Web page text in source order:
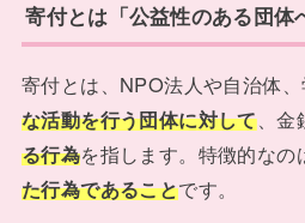
寄付とは「公益性のある団体
寄付とは、NPO法人や自治体
な活動を行う団体に対して、金
る行為を指します。特徴的なの
た行為であることです。